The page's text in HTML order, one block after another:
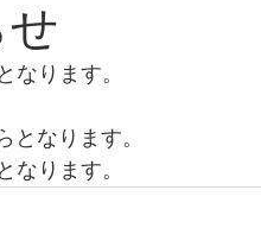
なります。
なります。
なります。